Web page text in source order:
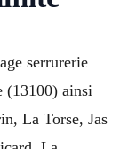
serrurerie
(13100) ainsi
La Torse, Jas